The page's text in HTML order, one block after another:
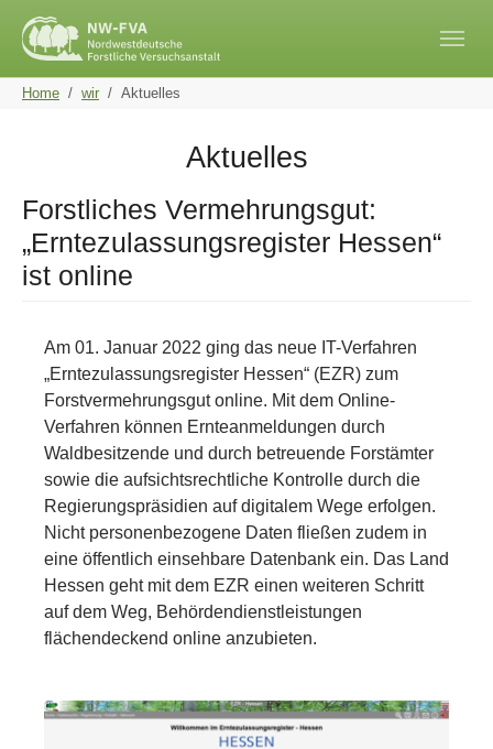
You are here:
Home wir Aktuelles
Aktuelles
Forstliches Vermehrungsgut:
„Erntezulassungsregister Hessen“
ist online
Am 01. Januar 2022 ging das neue IT-Verfahren
„Erntezulassungsregister Hessen“ (EZR) zum
Forstvermehrungsgut online. Mit dem Online-
Verfahren können Ernteanmeldungen durch
Waldbesitzende und durch betreuende Forstämter
sowie die aufsichtsrechtliche Kontrolle durch die
Regierungspräsidien auf digitalem Wege erfolgen.
Nicht personenbezogene Daten fließen zudem in
eine öffentlich einsehbare Datenbank ein. Das Land
Hessen geht mit dem EZR einen weiteren Schritt
auf dem Weg, Behördendienstleistungen
flächendeckend online anzubieten.
Show larger version for: